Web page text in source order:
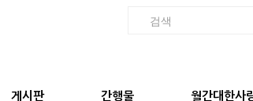
게시판 간행물 월간대한사